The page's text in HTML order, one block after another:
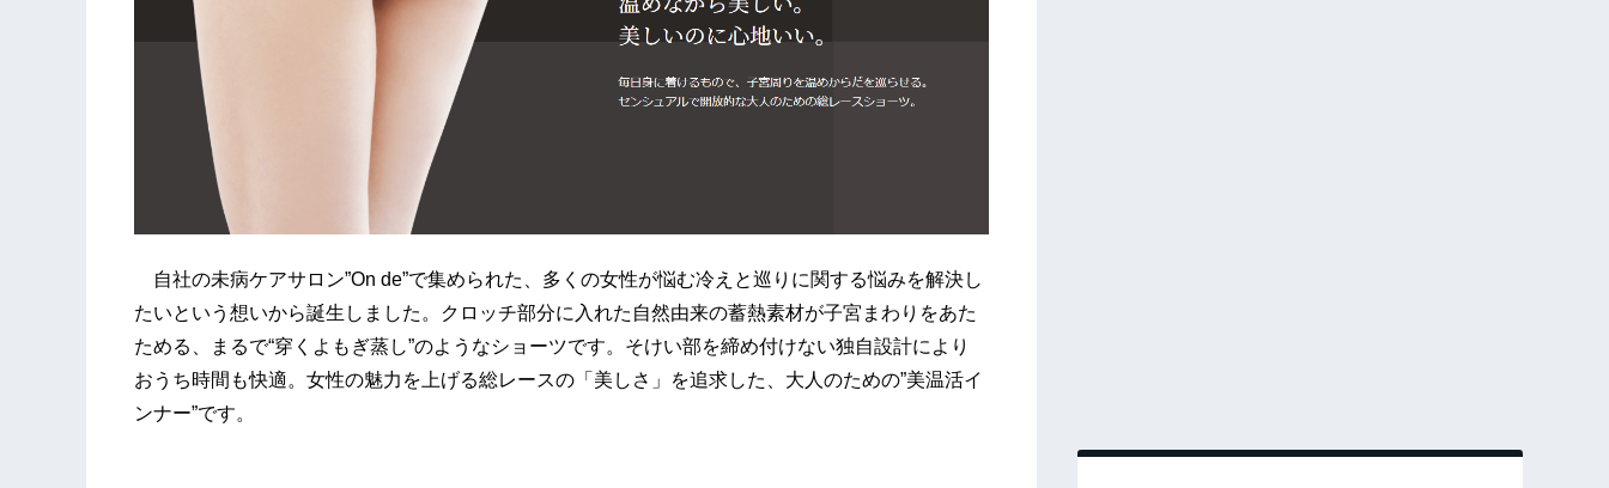
自社の未病ケアサロン”On de”で集められた、多くの女性が悩む冷えと巡りに関する悩みを解決し
たいという想いから誕生しました。クロッチ部分に入れた自然由来の蓄熱素材が子宮まわりをあた
ためる、まるで“穿くよもぎ蒸し”のようなショーツです。そけい部を締め付けない独自設計により
おうち時間も快適。女性の魅力を上げる総レースの「美しさ」を追求した、大人のための”美温活イ
ンナー”です。